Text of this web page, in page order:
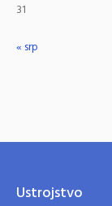
31
« srp
Ustrojstvo